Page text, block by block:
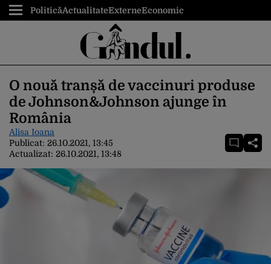
PoliticăActualitateExterneEconomic
O nouă tranșă de vaccinuri produse
de Johnson&Johnson ajunge în
România
Alisa Ioana
Publicat: 26.10.2021, 13:45
Actualizat: 26.10.2021, 13:48